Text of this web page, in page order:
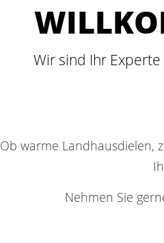
Wir sind Ihr
Ob warme Landhausdielen,
Nehmen Sie